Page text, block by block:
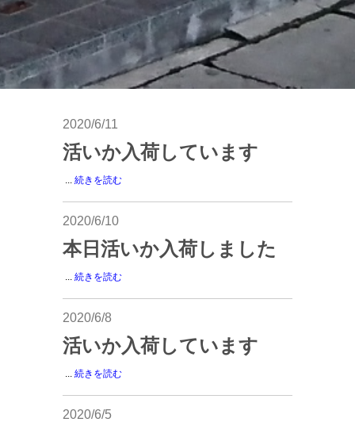
2020/6/11
活いか入荷しています
... 続きを読む
2020/6/10
本日活いか入荷しました
... 続きを読む
2020/6/8
活いか入荷しています
... 続きを読む
2020/6/5